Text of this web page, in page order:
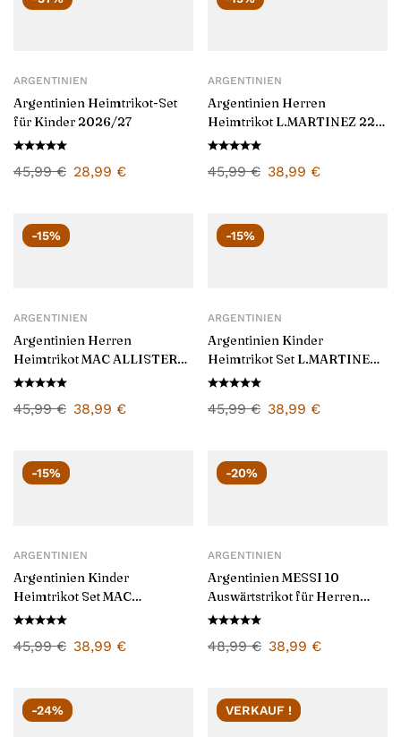
ARGENTINIEN
Argentinien Heimtrikot-Set
für Kinder 2026/27
45,99€ 28,99 €
ARGENTINIEN
Argentinien Herren
Heimtrikot L.MARTINEZ 22
2026/27
45,99€ 38,99 €
-15%
ARGENTINIEN
Argentinien Herren
Heimtrikot MAC ALLISTER
20 2026/27
45,99€ 38,99 €
-15%
ARGENTINIEN
Argentinien Kinder
Heimtrikot Set L.MARTINEZ
22 2026/27
45,99€ 38,99 €
-15%
ARGENTINIEN
Argentinien Kinder
Heimtrikot Set MAC
ALLISTER 20 2026/27
45,99€ 38,99 €
-20%
ARGENTINIEN
Argentinien MESSI 10
Auswärtstrikot für Herren
2026/27
48,99€ 38,99 €
-24% VERKAUF !